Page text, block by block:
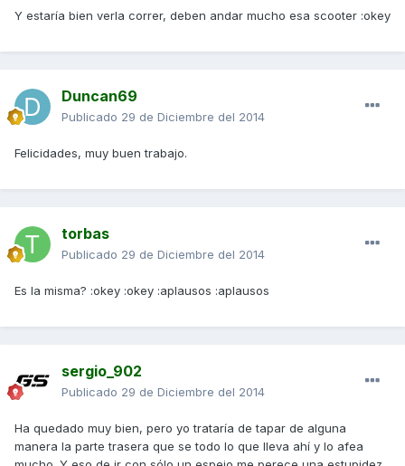
Y estaría bien verla correr, deben andar mucho esa scooter :okey
Duncan69
Publicado 29 de Diciembre del 2014
Felicidades, muy buen trabajo.
torbas
Publicado 29 de Diciembre del 2014
Es la misma? :okey :okey :aplausos :aplausos
sergio_902
Publicado 29 de Diciembre del 2014
Ha quedado muy bien, pero yo trataría de tapar de alguna
manera la parte trasera que se todo lo que lleva ahí y lo afea